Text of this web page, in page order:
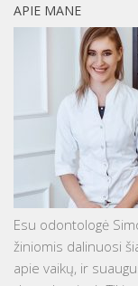
APIE MANE
Esu odontologė
žiniomis dalinuosi
apie vaikų, ir